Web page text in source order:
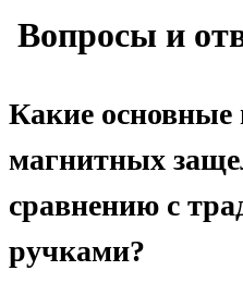
Вопросы и
Какие
магнитных
сравнению с
ручками?